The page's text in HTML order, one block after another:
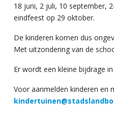
18 juni, 2 juli, 10 september,
eindfeest op 29 oktober.
De kinderen komen dus
Met uitzondering van de
Er wordt een kleine bijdrage
Voor aanmelden kinderen en